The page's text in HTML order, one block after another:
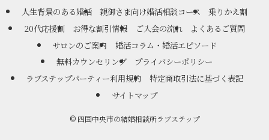
人生背景のある婚活
親御さま向け婚活相談コース
乗りかえ割
20代応援割
お得な割引情報 ご入会の流れ
よくあるご質問
サロンのご案内
婚活コラム・婚活エピソード
無料カウンセリング
プライバシーポリシー
ラブステップパーティー利用規約
特定商取引法に基づく表記
サイトマップ
©四国中央市の結婚相談所ラブステップ